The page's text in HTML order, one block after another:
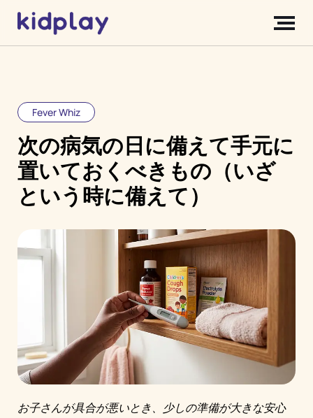
Fever Whiz
次の病気の日に備えて手元に
置いておくべきもの（いざ
という時に備えて）
お子さんが具合が悪いとき、少しの準備が大きな安心